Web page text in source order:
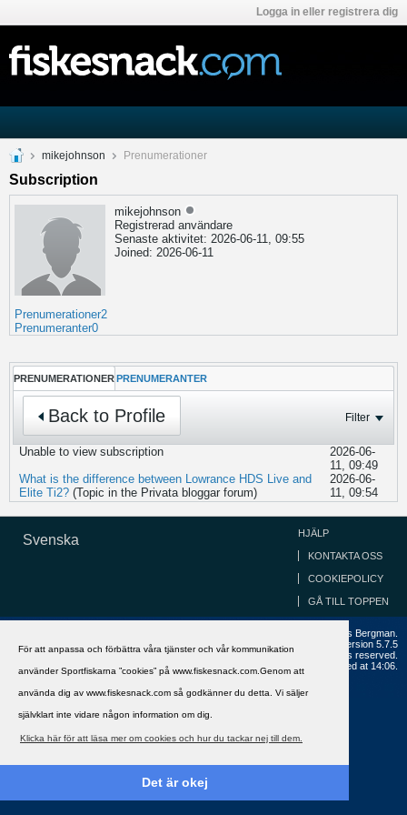
För att anpassa och förbättra våra tjänster och vår kommunikation
använder Sportfiskarna ”cookies” på www.fiskesnack.com.Genom att
använda dig av www.fiskesnack.com så godkänner du detta. Vi säljer
självklart inte vidare någon information om dig.
Klicka här för att läsa mer om cookies och hur du tackar nej till dem.
Det är okej
Logga in eller registrera dig
mikejohnson Prenumerationer
Subscription
mikejohnson
Registrerad användare
Senaste aktivitet: 2026-06-11, 09:55
Joined: 2026-06-11
Prenumerationer2
Prenumeranter0
PRENUMERATIONER PRENUMERANTER
Back to Profile Filter
Unable to view subscription
2026-06-
11, 09:49
What is the difference between Lowrance HDS Live and
Elite Ti2? (Topic in the Privata bloggarforum)
2026-06-
11, 09:54
Svenska HJÄLP
KONTAKTA OSS
COOKIEPOLICY
GÅ TILL TOPPEN
Copyright ©2002 - 2021, FiskeSnack.com. Grundad 2002 av Anders Bergman.
Powered by
Version 5.7.5
Copyright © 2026 MH Sub I, LLC dba vBulletin. All rights reserved.
All times are GMT+1. This page was generated at 14:06.